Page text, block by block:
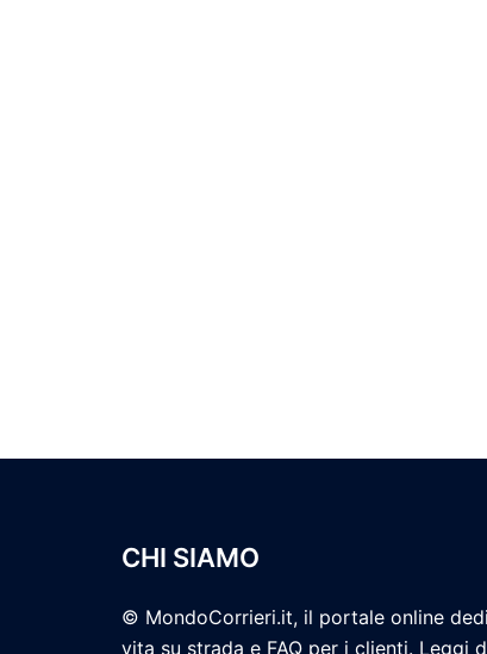
CHI SIAMO
© MondoCorrieri.it, il portale online
vita su strada e FAQ per i clienti. Leggi